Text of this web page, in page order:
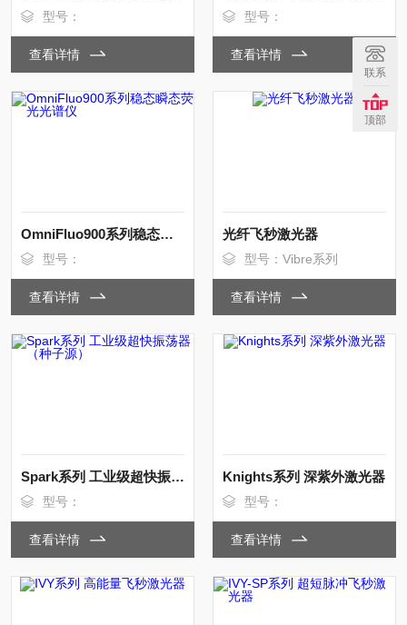
型号：
查看详情
型号：
查看详情
OmniFluo900系列稳态瞬态荧光光谱仪
型号：
查看详情
光纤飞秒激光器
型号：Vibre系列
查看详情
Spark系列 工业级超快振荡器（种子源）
型号：
查看详情
Knights系列 深紫外激光器
型号：
查看详情
联系
顶部